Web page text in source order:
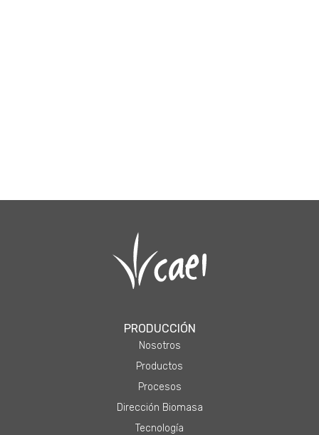
PRODUCCIÓN
Nosotros
Productos
Procesos
Dirección Biomasa
Tecnología